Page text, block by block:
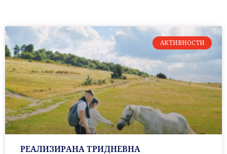
АКТИВНОСТИ
РЕАЛИЗИРАНА ТРИДНЕВНА